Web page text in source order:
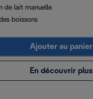
de lait manuelle
boissons
Ajouter au panier
En découvrir plus